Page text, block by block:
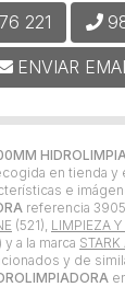
en tienda y
e
referencia
(521), LIMPIEZA
y a la marca STARK
y de
221
ENVIAR